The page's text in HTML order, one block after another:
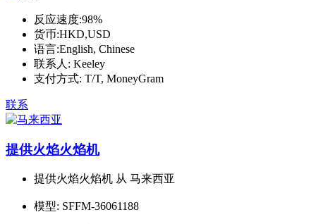
反应速度:98%
货币:HKD,USD
语言:English, Chinese
联系人: Keeley
支付方式: T/T, MoneyGram
联系
提供火焰火焰机
提供火焰火焰机 从 马来西亚
模型: SFFM-36061188